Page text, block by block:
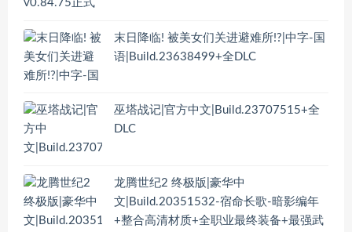
末日降临! 被美女们关进避难所!?|中字-国
语|Build.23638499+全DLC
巫塔战记|官方中文|Build.23707515+全
DLC
龙腾世纪2 终极版|豪华中
文|Build.20351532-宿命长歌-暗影编年
+整合高清材质+全职业最终装备+最强武